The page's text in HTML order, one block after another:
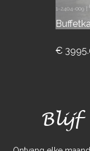
1-2404-009
€
Blijf